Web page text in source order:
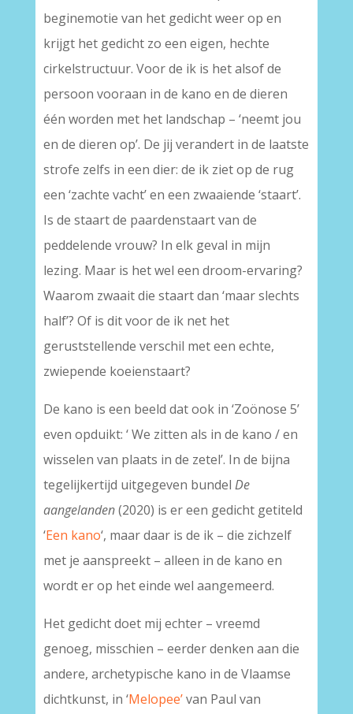
beginemotie van het gedicht weer op en
krijgt het gedicht zo een eigen, hechte
cirkelstructuur. Voor de ik is het alsof de
persoon vooraan in de kano en de dieren
één worden met het landschap – ‘neemt jou
en de dieren op’. De jij verandert in de laatste
strofe zelfs in een dier: de ik ziet op de rug
een ‘zachte vacht’ en een zwaaiende ‘staart’.
Is de staart de paardenstaart van de
peddelende vrouw? In elk geval in mijn
lezing. Maar is het wel een droom-ervaring?
Waarom zwaait die staart dan ‘maar slechts
half’? Of is dit voor de ik net het
geruststellende verschil met een echte,
zwiepende koeienstaart?
De kano is een beeld dat ook in ‘Zoönose 5’
even opduikt: ‘ We zitten als in de kano / en
wisselen van plaats in de zetel’. In de bijna
tegelijkertijd uitgegeven bundel De
aangelanden(2020) is er een gedicht getiteld
‘Een kano‘, maar daar is de ik – die zichzelf
met je aanspreekt – alleen in de kano en
wordt er op het einde wel aangemeerd.
Het gedicht doet mij echter – vreemd
genoeg, misschien – eerder denken aan die
andere, archetypische kano in de Vlaamse
dichtkunst, in ‘Melopee’van Paul van